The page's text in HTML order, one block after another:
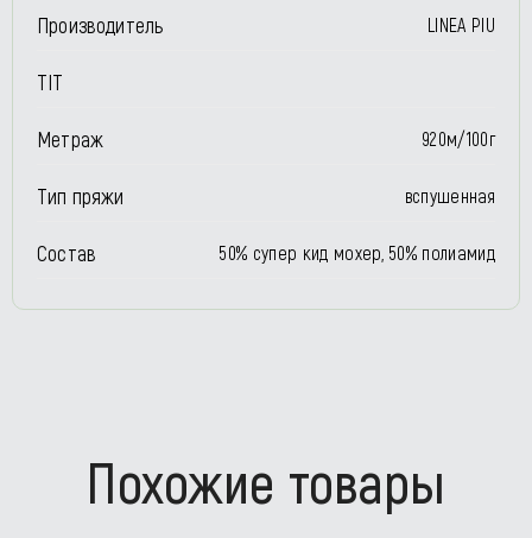
Производитель LINEA PIU
TIT
Метраж 920м/100г
Тип пряжи вспушенная
Состав 50% супер кид мохер, 50% полиамид
Похожие товары